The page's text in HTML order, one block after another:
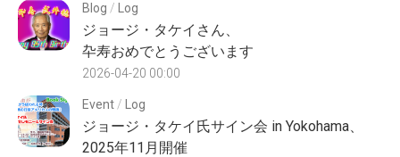
Blog / Log
ジョージ・タケイさん、
卆寿おめでとうございます
2026-04-20 00:00
Event / Log
ジョージ・タケイ氏サイン会 in Yokohama、
2025年11月開催